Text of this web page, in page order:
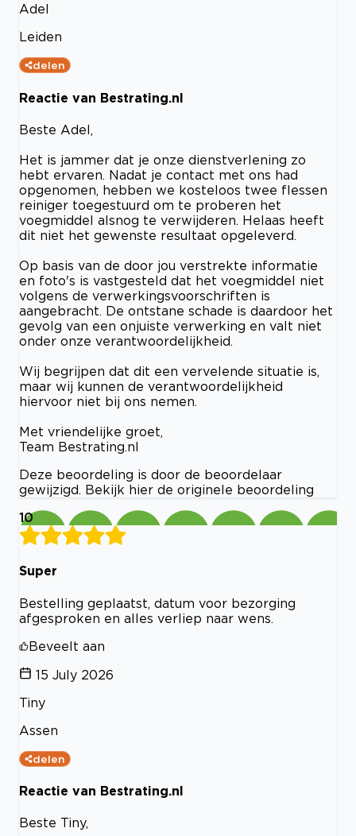
Adel
Leiden
delen
Reactie van Bestrating.nl
Beste Adel,
Het is jammer dat je onze dienstverlening zo
hebt ervaren. Nadat je contact met ons had
opgenomen, hebben we kosteloos twee flessen
reiniger toegestuurd om te proberen het
voegmiddel alsnog te verwijderen. Helaas heeft
dit niet het gewenste resultaat opgeleverd.
Op basis van de door jou verstrekte informatie
en foto's is vastgesteld dat het voegmiddel niet
volgens de verwerkingsvoorschriften is
aangebracht. De ontstane schade is daardoor het
gevolg van een onjuiste verwerking en valt niet
onder onze verantwoordelijkheid.
Wij begrijpen dat dit een vervelende situatie is,
maar wij kunnen de verantwoordelijkheid
hiervoor niet bij ons nemen.
Met vriendelijke groet,
Team Bestrating.nl
Deze beoordeling is door de beoordelaar
gewijzigd. Bekijk hier de originele beoordeling
10
Super
Bestelling geplaatst, datum voor bezorging
afgesproken en alles verliep naar wens.
Beveelt aan
15 July 2026
Tiny
Assen
delen
Reactie van Bestrating.nl
Beste Tiny,